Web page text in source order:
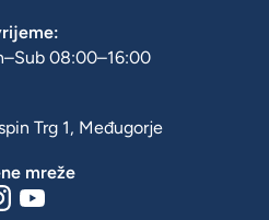
08:00–16:00
Trg 1, Međugorje
mreže